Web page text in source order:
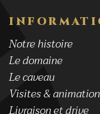
Notre histoire
Le domaine
Le caveau
Visites &